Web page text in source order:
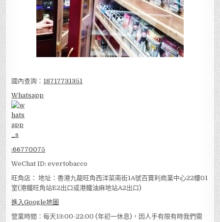
國內查詢： 18717731351
Whatsapp
:66770075
WeChat ID: evertobacco
旺角店： 地址：香港九龍旺角西洋菜南街1A號百寶利商業中心22樓01
室(港鐵旺角站E2出口或港鐵油麻地站A2出口)
進入Google地圖
營業時間：每天13:00-22:00 (年初一休息)，因人手有限有時我們需